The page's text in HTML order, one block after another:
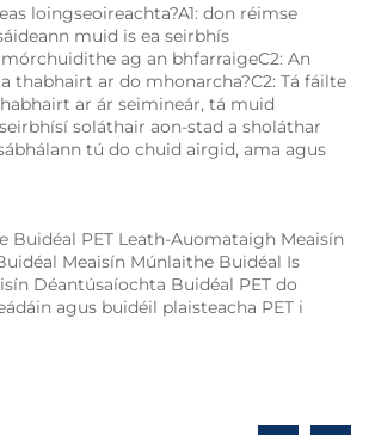
loingseoireachta?A1: don réimse
muid is ea seirbhís
ag an bhfarraigeC2: An
thabhairt ar do mhonarcha?C2: Tá fáilte
ar ár seimineár, tá muid
soláthair aon-stad a sholáthar
tú do chuid airgid, ama agus
Buidéal PET Leath-Auomataigh Meaisín
Meaisín Múnlaithe Buidéal Is
Déantúsaíochta Buidéal PET do
agus buidéil plaisteacha PET i